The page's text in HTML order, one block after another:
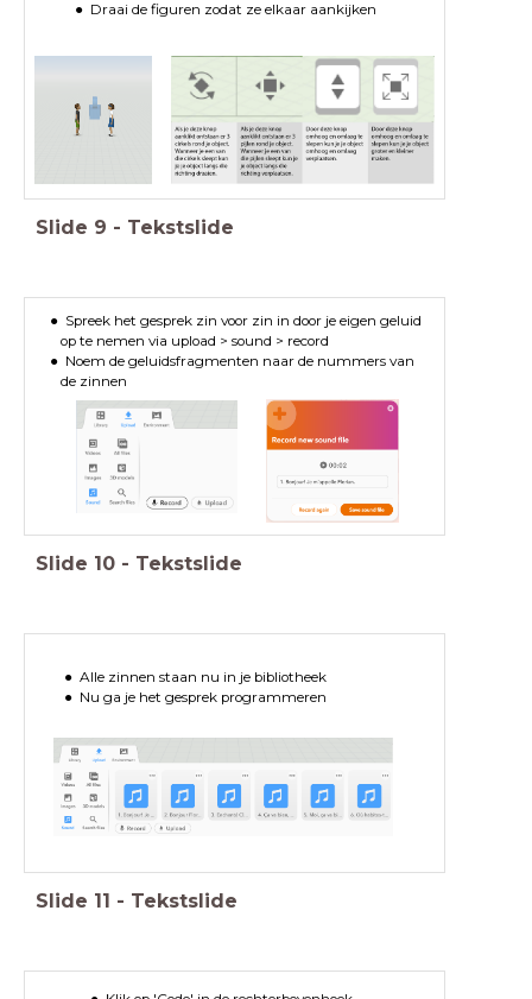
Draai de figuren zodat ze elkaar aankijken
Slide 9 - Tekstslide
Spreek het gesprek zin voor zin in door je eigen geluid
op te nemen via upload > sound > record
Noem de geluidsfragmenten naar de nummers van
de zinnen
Slide 10 - Tekstslide
Alle zinnen staan nu in je bibliotheek
Nu ga je het gesprek programmeren
Slide 11 - Tekstslide